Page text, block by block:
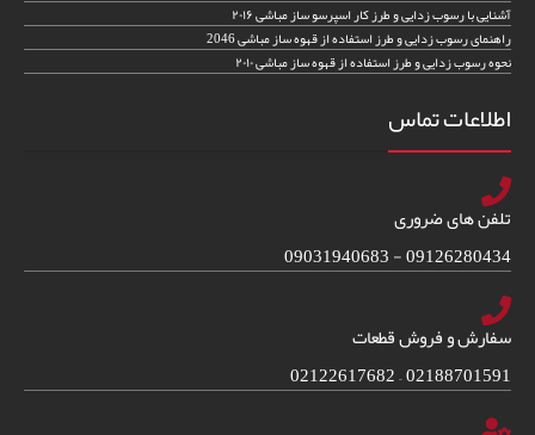
آشنایی با رسوب زدایی و طرز کار اسپرسو ساز مباشی ۲۰۱۶
راهنمای رسوب زدایی و طرز استفاده از قهوه ساز مباشی 2046
نحوه رسوب زدایی و طرز استفاده از قهوه ساز مباشی ۲۰۱۰
اطلاعات تماس
تلفن های ضروری
09126280434 - 09031940683
سفارش و فروش قطعات
02188701591 – 02122617682